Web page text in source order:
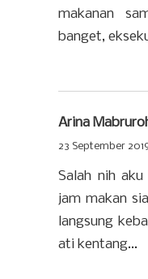
makanan
banget,
Arina
23 September
Salah nih
jam makan
langsung
ati kentang...